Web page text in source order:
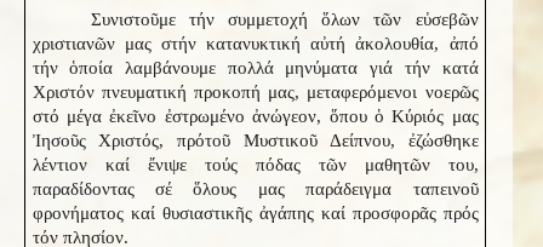
Συνιστοῦμε τήν συμμετοχή ὅλων τῶν εὐσεβῶν
χριστιανῶν μας στήν κατανυκτική αὐτή ἀκολουθία, ἀπό
τήν ὁποία λαμβάνουμε πολλά μηνύματα γιά τήν κατά
Χριστόν πνευματική προκοπή μας, μεταφερόμενοι νοερῶς
στό μέγα ἐκεῖνο ἐστρωμένο ἀνώγεον, ὅπου ὁ Κύριός μας
Ἰησοῦς Χριστός, πρότοῦ Μυστικοῦ Δείπνου, ἐζώσθηκε
λέντιον καί ἔνιψε τούς πόδας τῶν μαθητῶν του,
παραδίδοντας σέ ὅλους μας παράδειγμα ταπεινοῦ
φρονήματος καί θυσιαστικῆς ἀγάπης καί προσφορᾶς πρός
τόν πλησίον.